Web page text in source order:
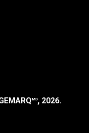
MD, 2026.